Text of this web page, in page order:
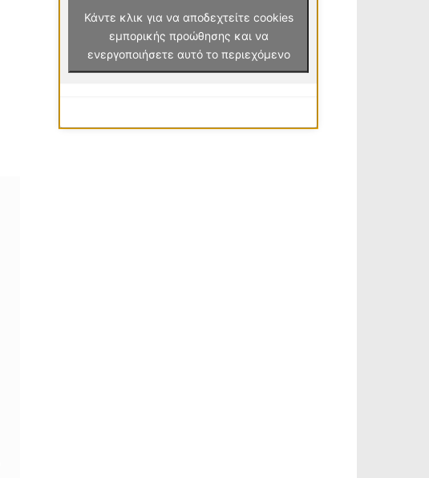
Κάντε κλικ για να αποδεχτείτε cookies
εμπορικής προώθησης και να
ενεργοποιήσετε αυτό το περιεχόμενο